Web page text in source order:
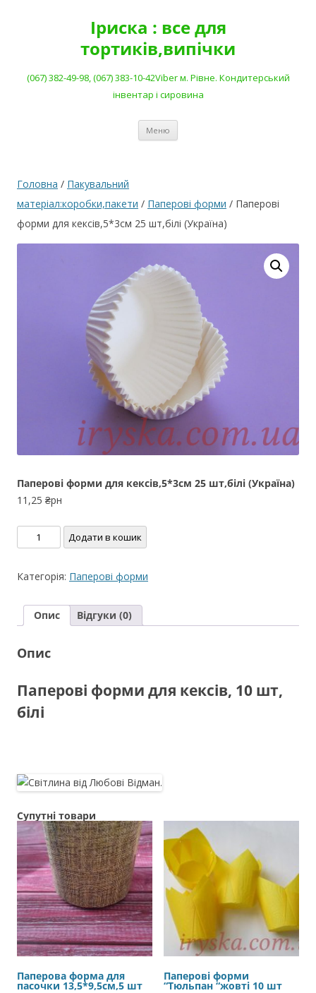
Іриска : все для
тортиків,випічки
(067) 382-49-98, (067) 383-10-42Viber м. Рівне. Кондитерський
інвентар і сировина
Меню
Головна / Пакувальний
матеріал:коробки,пакети / Паперові форми / Паперові
форми для кексів,5*3см 25 шт,білі (Україна)
Паперові форми для кексів,5*3см 25 шт,білі (Україна)
11,25 ₴рн
Паперові
форми
кексів,5*3см
шт,білі
кількість
Додати в кошик
Категорія: Паперові форми
Опис Відгуки (0)
Опис
Паперові форми для кексів, 10 шт,
білі
Супутні товари
Паперова форма для
пасочки 13,5*9,5см,5 шт
Паперові форми
“Тюльпан “жовті 10 шт